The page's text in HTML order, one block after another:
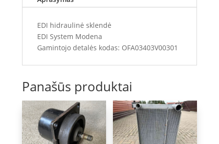
EDI hidraulinė sklendė
EDI System Modena
Gamintojo detalės kodas: OFA03403V00301
Panašūs produktai